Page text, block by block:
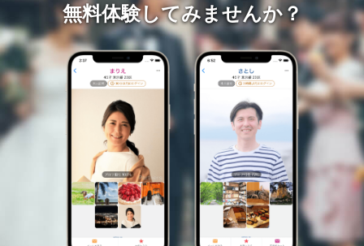
無料体験してみませんか？